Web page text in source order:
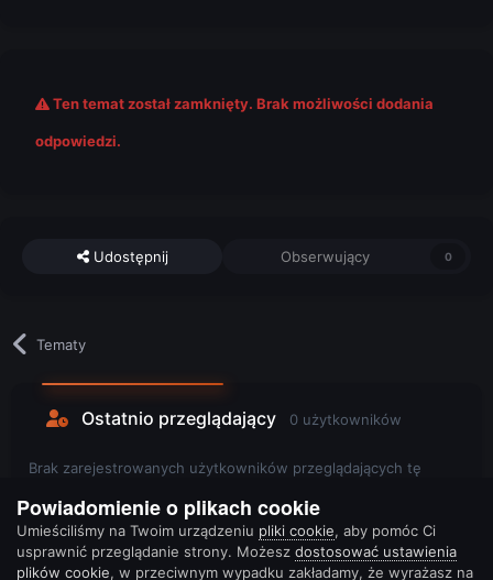
Ten temat został zamknięty. Brak możliwości dodania
odpowiedzi.
Udostępnij Obserwujący 0
Tematy
Ostatnio przeglądający 0 użytkowników
Brak zarejestrowanych użytkowników przeglądających tę
Powiadomienie o plikach cookie
Umieściliśmy na Twoim urządzeniu pliki cookie, aby pomóc Ci
usprawnić przeglądanie strony. Możesz dostosować ustawienia
plików cookie, w przeciwnym wypadku zakładamy, że wyrażasz na